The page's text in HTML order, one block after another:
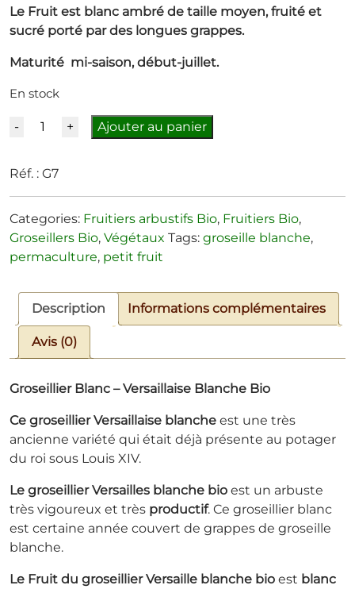
Le Fruit est blanc ambré de taille moyen, fruité et
sucré porté par des longues grappes.
Maturité mi-saison, début-juillet.
En stock
Quantité Ajouter au panier
Réf. : G7
Categories: Fruitiers arbustifs Bio, Fruitiers Bio,
Groseillers Bio, Végétaux Tags: groseille blanche,
permaculture, petit fruit
Description Informations complémentaires
Avis (0)
Groseillier Blanc – Versaillaise Blanche Bio
Ce groseillier Versaillaise blanche est une très
ancienne variété qui était déjà présente au potager
du roi sous Louis XIV.
Le groseillier Versailles blanche bio est un arbuste
très vigoureux et très productif. Ce groseillier blanc
est certaine année couvert de grappes de groseille
blanche.
Le Fruit du groseillierVersaille blanche bio est blanc